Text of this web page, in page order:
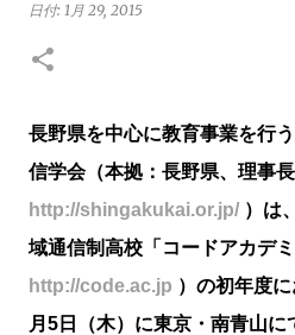
日付: 1月 29, 2015
長野県を中心に教育事業を行
信学会（本拠：長野県、理事
http://shingakukai.or.jp/ ）は
域通信制高校「コードアカデ
http://code.ac.jp ）の初年度
月5日（木）に東京・南青山に